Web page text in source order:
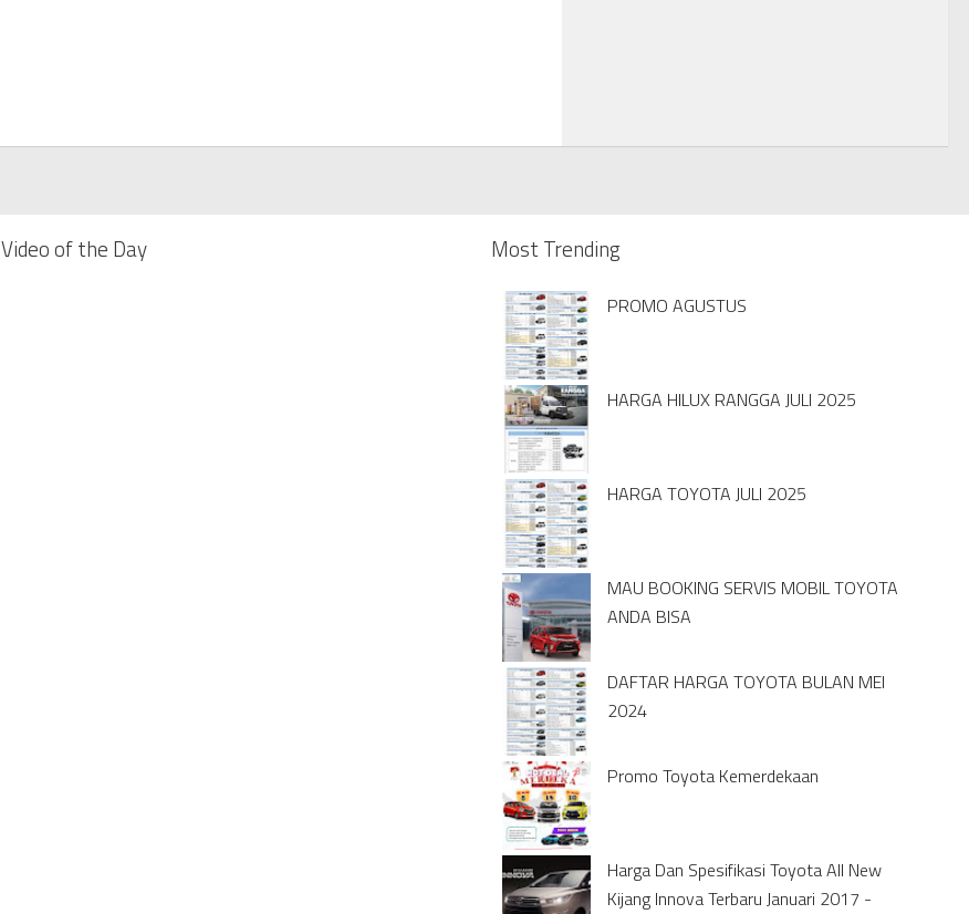
Video of the Day Most Trending
PROMO AGUSTUS
HARGA HILUX RANGGA JULI 2025
HARGA TOYOTA JULI 2025
MAU BOOKING SERVIS MOBIL TOYOTA
ANDA BISA
DAFTAR HARGA TOYOTA BULAN MEI
2024
Promo Toyota Kemerdekaan
Harga Dan Spesifikasi Toyota All New
Kijang Innova Terbaru Januari 2017 -